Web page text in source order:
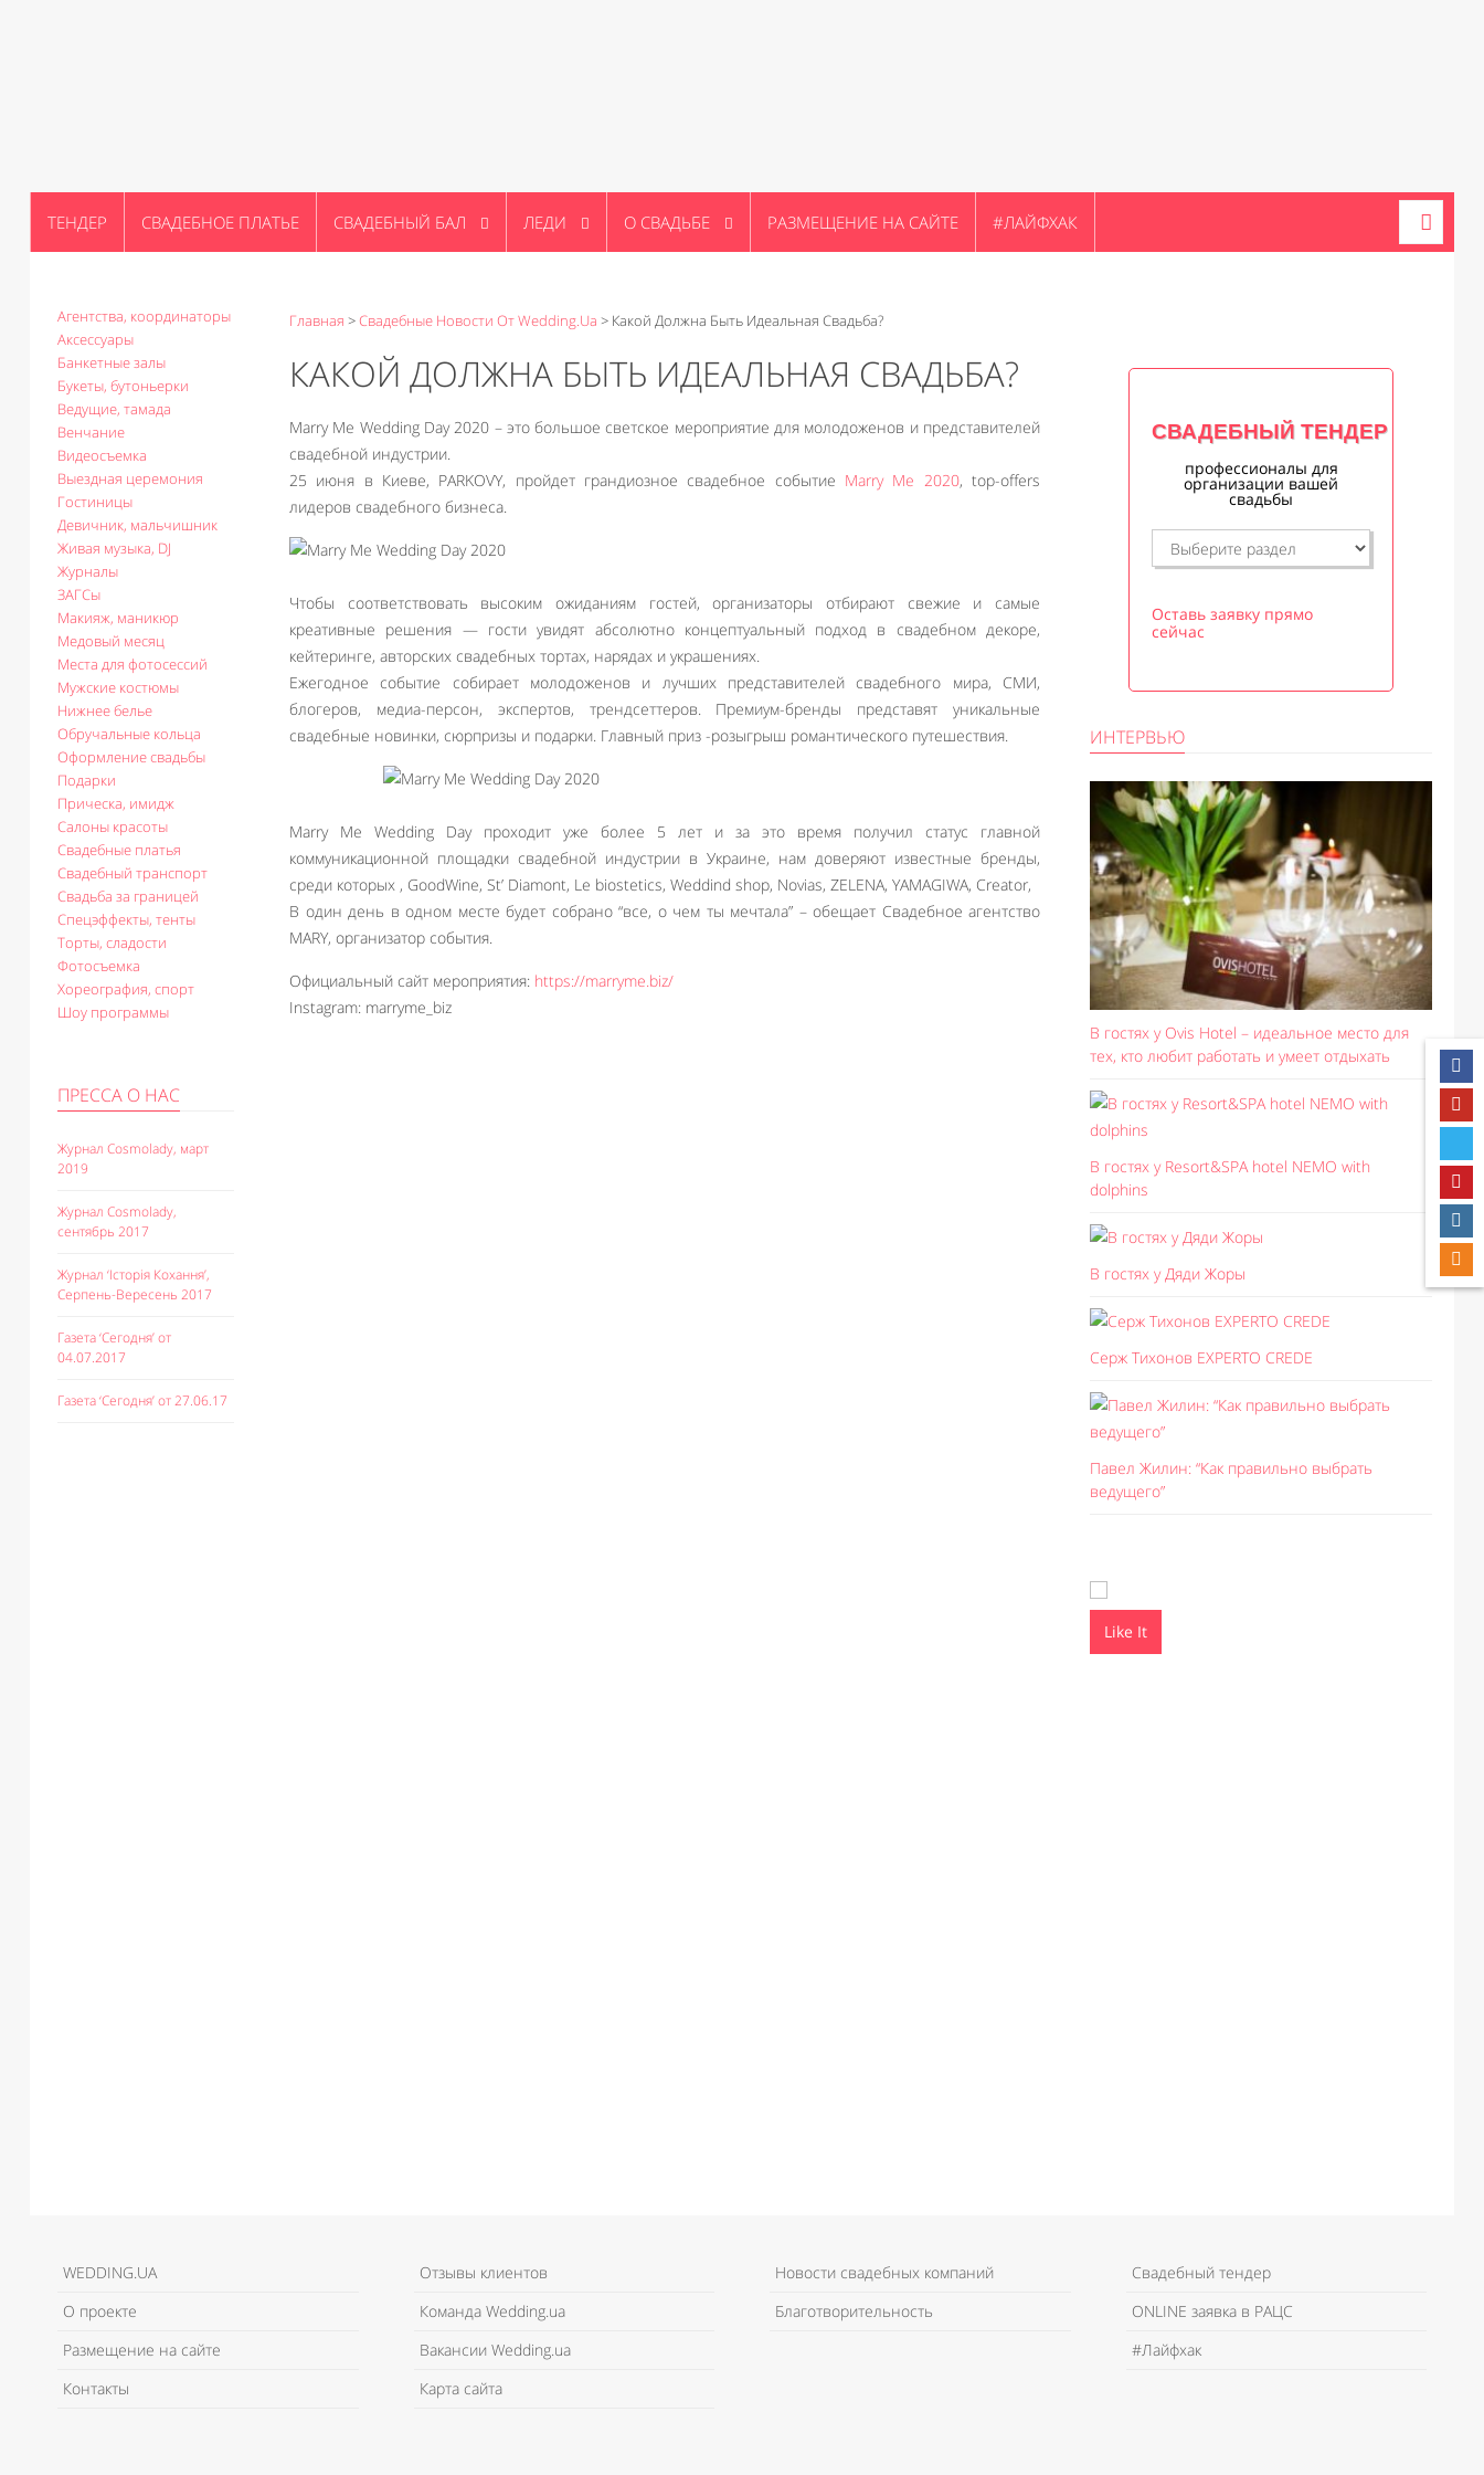
ТЕНДЕР СВАДЕБНОЕ ПЛАТЬЕ СВАДЕБНЫЙ БАЛ ЛЕДИ О СВАДЬБЕ РАЗМЕЩЕНИЕ НА САЙТЕ #ЛАЙФХАК
Агентства, координаторы
Аксессуары
Банкетные залы
Букеты, бутоньерки
Ведущие, тамада
Венчание
Видеосъемка
Выездная церемония
Гостиницы
Девичник, мальчишник
Живая музыка, DJ
Журналы
ЗАГСы
Макияж, маникюр
Медовый месяц
Места для фотосессий
Мужские костюмы
Нижнее белье
Обручальные кольца
Оформление свадьбы
Подарки
Прическа, имидж
Салоны красоты
Свадебные платья
Свадебный транспорт
Свадьба за границей
Спецэффекты, тенты
Торты, сладости
Фотосъемка
Хореография, спорт
Шоу программы
ПРЕССА О НАС
Журнал Cosmolady, март
2019
Журнал Cosmolady,
сентябрь 2017
Журнал ‘Історія Кохання’,
Серпень-Вересень 2017
Газета ‘Сегодня’ от
04.07.2017
Газета ‘Сегодня’ от 27.06.17
Главная >Свадебные Новости От Wedding.ua > Какой Должна Быть Идеальная Свадьба?
КАКОЙ ДОЛЖНА БЫТЬ ИДЕАЛЬНАЯ СВАДЬБА?
Marry Me Wedding Day 2020 – это большое светское мероприятие для молодоженов и представителей
свадебной индустрии.
25 июня в Киеве, PARKOVY, пройдет грандиозное свадебное событие Marry Me 2020, top-offers
лидеров свадебного бизнеса.
Чтобы соответствовать высоким ожиданиям гостей, организаторы отбирают свежие и самые
креативные решения — гости увидят абсолютно концептуальный подход в свадебном декоре,
кейтеринге, авторских свадебных тортах, нарядах и украшениях.
Ежегодное событие собирает молодоженов и лучших представителей свадебного мира, СМИ,
блогеров, медиа-персон, экспертов, трендсеттеров. Премиум-бренды представят уникальные
свадебные новинки, сюрпризы и подарки. Главный приз -розыгрыш романтического путешествия.
Marry Me Wedding Day проходит уже более 5 лет и за это время получил статус главной
коммуникационной площадки свадебной индустрии в Украине, нам доверяют известные бренды,
среди которых , GoodWine, St’ Diamont, Le biostetics, Weddind shop, Novias, ZELENA, YAMAGIWA, Creator,
В один день в одном месте будет собрано “все, о чем ты мечтала” – обещает Свадебное агентство
MARY, организатор события.
Официальный сайт мероприятия: https://marryme.biz/
Instagram: marryme_biz
СВАДЕБНЫЙ ТЕНДЕР
профессионалы для
организации вашей
свадьбы
Оставь заявку прямо
сейчас
ИНТЕРВЬЮ
В гостях у Ovis Hotel – идеальное место для
тех, кто любит работать и умеет отдыхать
В гостях у Resort&SPA hotel NEMO with
dolphins
В гостях у Дяди Жоры
Серж Тихонов EXPERTO CREDE
Павел Жилин: “Как правильно выбрать
ведущего”
Like It
WEDDING.UA
О проекте
Размещение на сайте
Контакты
Отзывы клиентов
Команда Wedding.ua
Вакансии Wedding.ua
Карта сайта
Новости свадебных компаний
Благотворительность
Свадебный тендер
ONLINE заявка в РАЦС
#Лайфхак